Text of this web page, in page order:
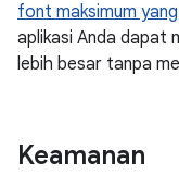
font maksimum
aplikasi Anda dapat
lebih besar tanpa
Keamanan